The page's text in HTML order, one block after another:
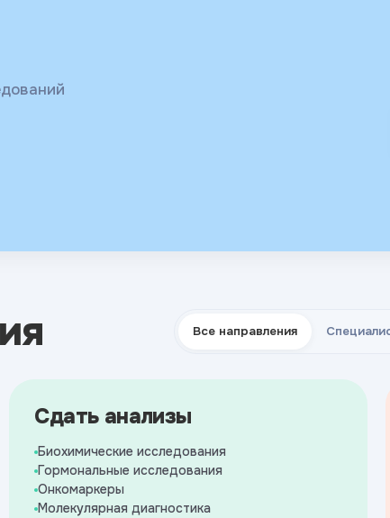
и
Все направления
Сдать анализы
Биохимические исследования
Гормональные исследования
Онкомаркеры
Молекулярная диагностика